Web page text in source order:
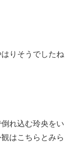
りそうでしたね
れ込む玲央をい
はこちらとみら